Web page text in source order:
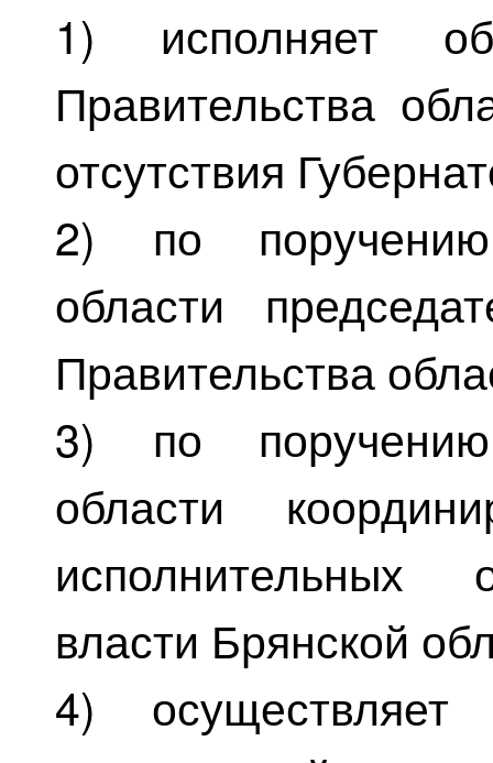
1) исполняет
Правительства
отсутствия
2) по поручению
области
Правительства
3) по поручению
области
исполнительных
власти Брянской
4) осуществляет